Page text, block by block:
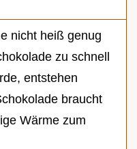
nicht heiß genug
zu schnell
entstehen
braucht
Wärme zum